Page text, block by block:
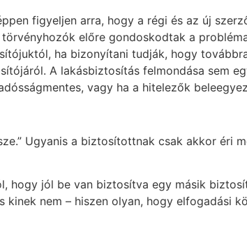
figyeljen arra, hogy a régi és az új
előre gondoskodtak a
ha bizonyítani tudják, hogy
A lakásbiztosítás felmondása sem
vagy ha a hitelezők
Ugyanis a biztosítottnak csak akkor éri
hogy jól be van biztosítva egy másik
nem – hiszen olyan, hogy elfogadási